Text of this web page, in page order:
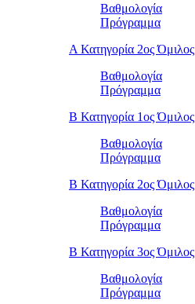
Βαθμολογία
Πρόγραμμα
Α Κατηγορία 2ος Όμιλος
Βαθμολογία
Πρόγραμμα
Β Κατηγορία 1ος Όμιλος
Βαθμολογία
Πρόγραμμα
Β Κατηγορία 2ος Όμιλος
Βαθμολογία
Πρόγραμμα
Β Κατηγορία 3ος Όμιλος
Βαθμολογία
Πρόγραμμα